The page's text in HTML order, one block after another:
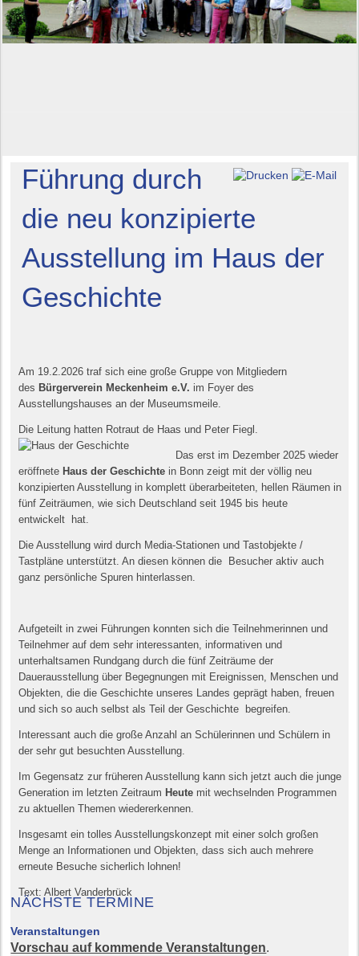
Führung durch
die neu konzipierte
Ausstellung im Haus der
Geschichte
Am 19.2.2026 traf sich eine große Gruppe von Mitgliedern
des Bürgerverein Meckenheim e.V. im Foyer des
Ausstellungshauses an der Museumsmeile.
Die Leitung hatten Rotraut de Haas und Peter Fiegl.
Das erst im Dezember 2025 wieder
eröffnete Haus der Geschichte in Bonn zeigt mit der völlig neu
konzipierten Ausstellung in komplett überarbeiteten, hellen Räumen in
fünf Zeiträumen, wie sich Deutschland seit 1945 bis heute
entwickelt hat.
Die Ausstellung wird durch Media-Stationen und Tastobjekte /
Tastpläne unterstützt. An diesen können die Besucher aktiv auch
ganz persönliche Spuren hinterlassen.
Aufgeteilt in zwei Führungen konnten sich die Teilnehmerinnen und
Teilnehmer auf dem sehr interessanten, informativen und
unterhaltsamen Rundgang durch die fünf Zeiträume der
Dauerausstellung über Begegnungen mit Ereignissen, Menschen und
Objekten, die die Geschichte unseres Landes geprägt haben, freuen
und sich so auch selbst als Teil der Geschichte begreifen.
Interessant auch die große Anzahl an Schülerinnen und Schülern in
der sehr gut besuchten Ausstellung.
Im Gegensatz zur früheren Ausstellung kann sich jetzt auch die junge
Generation im letzten Zeitraum Heute mit wechselnden Programmen
zu aktuellen Themen wiedererkennen.
Insgesamt ein tolles Ausstellungskonzept mit einer solch großen
Menge an Informationen und Objekten, dass sich auch mehrere
erneute Besuche sicherlich lohnen!
Text: Albert Vanderbrück
NÄCHSTE TERMINE
Veranstaltungen
Vorschau auf kommende Veranstaltungen.